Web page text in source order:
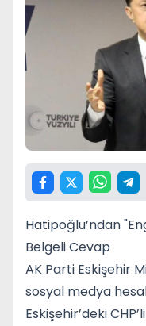
Hatipoğlu’ndan
Belgeli Cevap
AK Parti Eskişehir
sosyal medya
Eskişehir’deki